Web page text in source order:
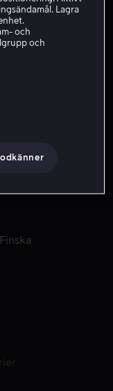
Afrika och rädda
och rädda
ett blodigt
Finska
Lagra
och
och